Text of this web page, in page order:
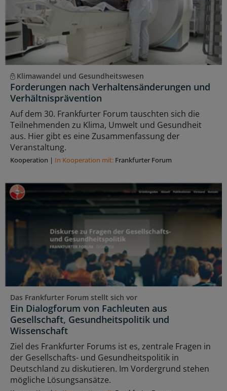
Klimawandel und Gesundheitswesen
Forderungen nach Verhaltensänderungen und
Verhältnisprävention
Auf dem 30. Frankfurter Forum tauschten sich die
Teilnehmenden zu Klima, Umwelt und Gesundheit
aus. Hier gibt es eine Zusammenfassung der
Veranstaltung.
Kooperation | In Kooperation mit: Frankfurter Forum
Das Frankfurter Forum stellt sich vor
Ein Dialogforum von Fachleuten aus
Gesellschaft, Gesundheitspolitik und
Wissenschaft
Ziel des Frankfurter Forums ist es, zentrale Fragen in
der Gesellschafts- und Gesundheitspolitik in
Deutschland zu diskutieren. Im Vordergrund stehen
mögliche Lösungsansätze.